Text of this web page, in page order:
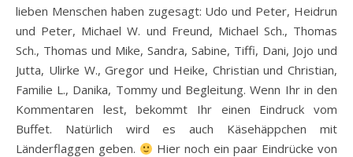
lieben Menschen haben zugesagt: Udo und Peter, Heidrun
und Peter, Michael W. und Freund, Michael Sch., Thomas
Sch., Thomas und Mike, Sandra, Sabine, Tiffi, Dani, Jojo und
Jutta, Ulirke W., Gregor und Heike, Christian und Christian,
Familie L., Danika, Tommy und Begleitung. Wenn Ihr in den
Kommentaren lest, bekommt Ihr einen Eindruck vom
Buffet. Natürlich wird es auch Käsehäppchen mit
Länderflaggen geben.
Hier noch ein paar Eindrücke von